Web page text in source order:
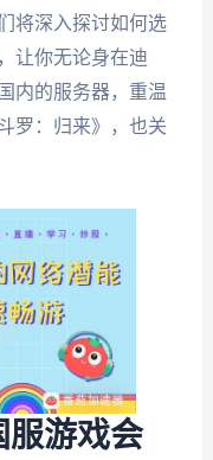
将深入探讨如何选
让你无论身在迪
内的服务器，重温
罗：归来》，也关
服游戏会